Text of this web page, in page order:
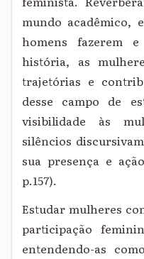
mundo acadêmico,
homens fazerem
história, as
trajetórias e
desse campo de
visibilidade às
silêncios
sua presença e
p.157).
Estudar mulheres
participação
entendendo-as